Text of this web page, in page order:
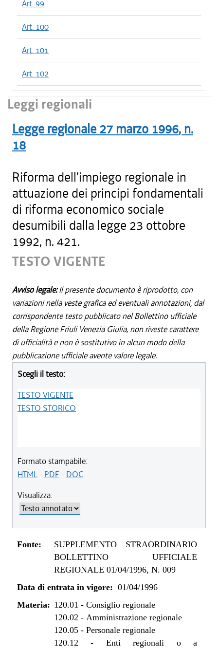
Art. 99
Art. 100
Art. 101
Art. 102
Leggi regionali
Legge regionale 27 marzo 1996, n.
18
Riforma dell'impiego regionale in
attuazione dei principi fondamentali
di riforma economico sociale
desumibili dalla legge 23 ottobre
1992, n. 421.
TESTO VIGENTE
Avviso legale:Il presente documento è riprodotto, con
variazioni nella veste grafica ed eventuali annotazioni, dal
corrispondente testo pubblicato nel Bollettino ufficiale
della Regione Friuli Venezia Giulia, non riveste carattere
di ufficialità e non è sostitutivo in alcun modo della
pubblicazione ufficiale avente valore legale.
Scegli il testo:
TESTO VIGENTE
TESTO STORICO
Formato stampabile:
HTML- PDF - DOC
Visualizza:
Fonte:
SUPPLEMENTO STRAORDINARIO
BOLLETTINO UFFICIALE
REGIONALE 01/04/1996, N. 009
Data di entrata in vigore: 01/04/1996
Materia: 120.01 - Consiglio regionale
120.02 - Amministrazione regionale
120.05- Personale regionale
120.12 - Enti regionali o a